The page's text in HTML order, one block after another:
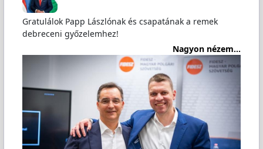
Gratulálok Papp Lászlónak és csapatának a remek
debreceni győzelemhez!
Nagyon nézem...